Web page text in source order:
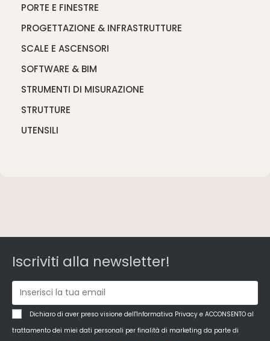
PORTE E FINESTRE
PROGETTAZIONE & INFRASTRUTTURE
SCALE E ASCENSORI
SOFTWARE & BIM
STRUMENTI DI MISURAZIONE
STRUTTURE
UTENSILI
Iscriviti alla newsletter!
Dichiaro di aver preso visione dell'Informativa Privacy e ACCONSENTO al
trattamento dei miei dati personali per finalità di marketing da parte di